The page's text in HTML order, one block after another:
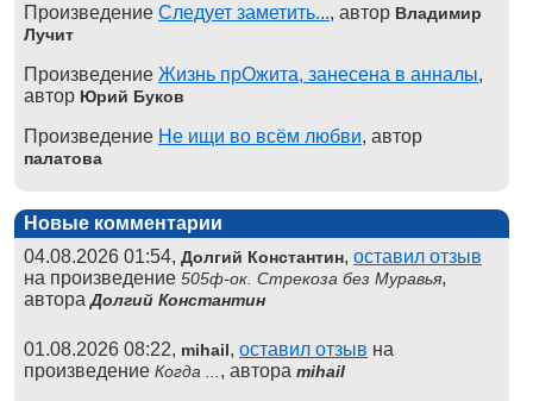
Произведение Следует заметить..., автор Владимир
Лучит
Произведение Жизнь прОжита, занесена в анналы,
автор Юрий Буков
Произведение Не ищи во всём любви, автор
палатова
Новые комментарии
04.08.2026 01:54, Долгий Константин, оставил отзыв
на произведение 505ф-ок. Стрекоза без Муравья,
автораДолгий Константин
01.08.2026 08:22, mihail, оставил отзыв на
произведение Когда ... , автора mihail